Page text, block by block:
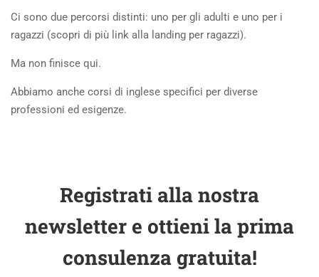
Ci sono due percorsi distinti: uno per gli adulti e uno per i
ragazzi (scopri di più link alla landing per ragazzi).
Ma non finisce qui.
Abbiamo anche corsi di inglese specifici per diverse
professioni ed esigenze.
Registrati alla nostra
newsletter e ottieni la prima
consulenza gratuita!